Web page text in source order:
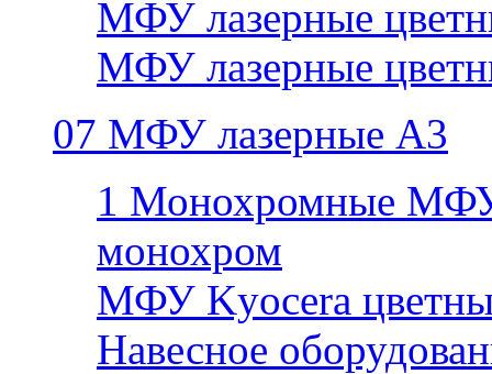
МФУ лазерные
МФУ лазерные
07 МФУ лазерные А3
1 Монохромные
монохром
МФУ Kyocera
Навесное